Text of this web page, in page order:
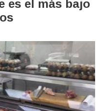
es el más bajo